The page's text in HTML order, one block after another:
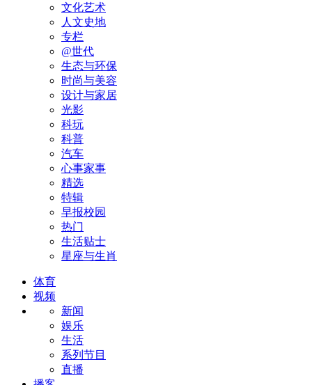
文化艺术
人文史地
专栏
@世代
生态与环保
时尚与美容
设计与家居
光影
科玩
科普
汽车
心事家事
精选
特辑
早报校园
热门
生活贴士
星座与生肖
体育
视频
新闻
娱乐
生活
系列节目
直播